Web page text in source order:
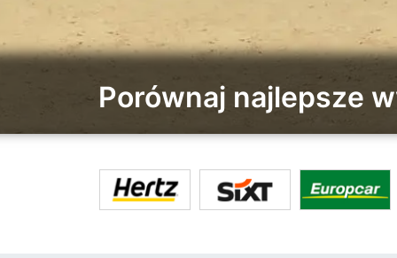
Porównaj najlepsze